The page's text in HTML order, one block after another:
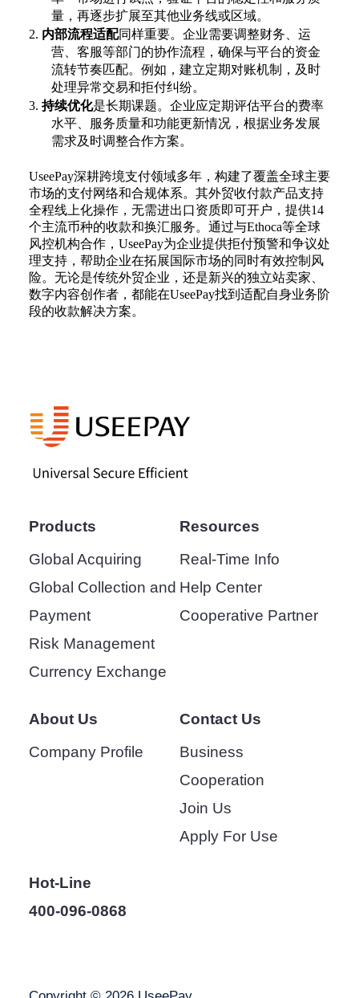
量，再逐步扩展至其他业务线或区域。
2. 内部流程适配同样重要。企业需要调整财务、运
营、客服等部门的协作流程，确保与平台的资金
流转节奏匹配。例如，建立定期对账机制，及时
处理异常交易和拒付纠纷。
3. 持续优化是长期课题。企业应定期评估平台的费率
水平、服务质量和功能更新情况，根据业务发展
需求及时调整合作方案。
UseePay深耕跨境支付领域多年，构建了覆盖全球主要
市场的支付网络和合规体系。其外贸收付款产品支持
全程线上化操作，无需进出口资质即可开户，提供14
个主流币种的收款和换汇服务。通过与Ethoca等全球
风控机构合作，UseePay为企业提供拒付预警和争议处
理支持，帮助企业在拓展国际市场的同时有效控制风
险。无论是传统外贸企业，还是新兴的独立站卖家、
数字内容创作者，都能在UseePay找到适配自身业务阶
段的收款解决方案。
Products
Global Acquiring
Global Collection and
Payment
Risk Management
Currency Exchange
Resources
Real-Time Info
Help Center
Cooperative Partner
About Us
Company Profile
Contact Us
Business
Cooperation
Join Us
Apply For Use
Hot-Line
400-096-0868